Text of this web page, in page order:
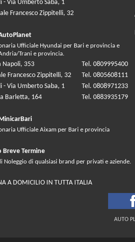
- Via Umberto Saba, 1
Francesco Zippitelli, 32
Ufficiale Hyundai per Bari e provincia e
Trani e provincia.
Napoli, 353
Tel. 0809995400
Francesco Zippitelli, 32
Tel. 0805608111
- Via Umberto Saba, 1
Tel. 0808971233
Barletta, 164
Tel. 0883935179
Ufficiale Aixam per Bari e provincia
Breve Termine
Noleggio di qualsiasi brand per privati e aziende.
A DOMICILIO IN TUTTA ITALIA
AUTO